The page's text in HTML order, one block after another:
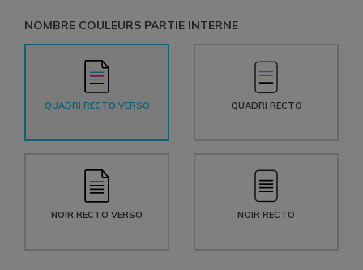
NOMBRE COULEURS PARTIE INTERNE
QUADRI RECTO VERSO QUADRI RECTO
NOIR RECTO VERSO NOIR RECTO